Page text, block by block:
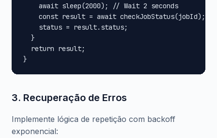
    await sleep(2000); // Wait 2 seconds
    const result = await checkJobStatus(jobId);
    status = result.status;
  }
  return result;
}
3. Recuperação de Erros
Implemente lógica de repetição com backoff
exponencial: